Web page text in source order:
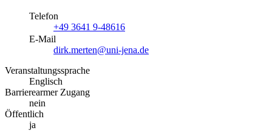
Telefon
+49 3641 9-48616
E-Mail
dirk.merten@uni-jena.de
Veranstaltungssprache
Englisch
Barrierearmer Zugang
nein
Öffentlich
ja